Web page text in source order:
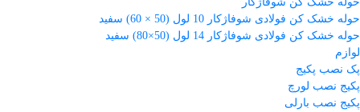
حوله خشک کن فولادی شوفاژکار 10 لول (50 × 60) سفید
حوله خشک کن فولادی شوفاژکار 14 لول (50×80) سفید
لوازم
پک نصب پکیج
پکیج نصب لورچ
پکیج نصب بارلی